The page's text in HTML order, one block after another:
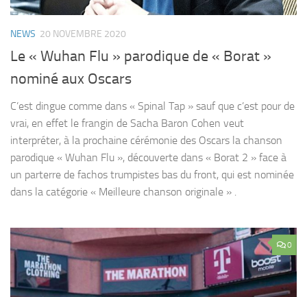
NEWS 20 NOVEMBRE 2020
Le « Wuhan Flu » parodique de « Borat »
nominé aux Oscars
C’est dingue comme dans « Spinal Tap » sauf que c’est pour de
vrai, en effet le frangin de Sacha Baron Cohen veut
interpréter, à la prochaine cérémonie des Oscars la chanson
parodique « Wuhan Flu », découverte dans « Borat 2 » face à
un parterre de fachos trumpistes bas du front, qui est nominée
dans la catégorie « Meilleure chanson originale » .
0